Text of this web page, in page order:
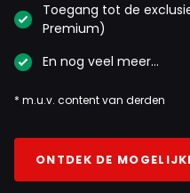
Toegang tot de
Premium)
En nog veel meer…
* m.u.v. content van derden
ONTDEK DE